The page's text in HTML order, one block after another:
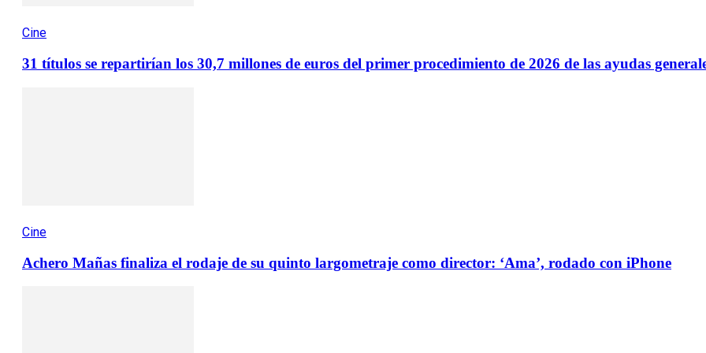
Cine
31 títulos se repartirían los 30,7 millones de euros del primer procedimiento de 2026 de las ayudas
Cine
Achero Mañas finaliza el rodaje de su quinto largometraje como director: ‘Ama’, rodado con iPhone